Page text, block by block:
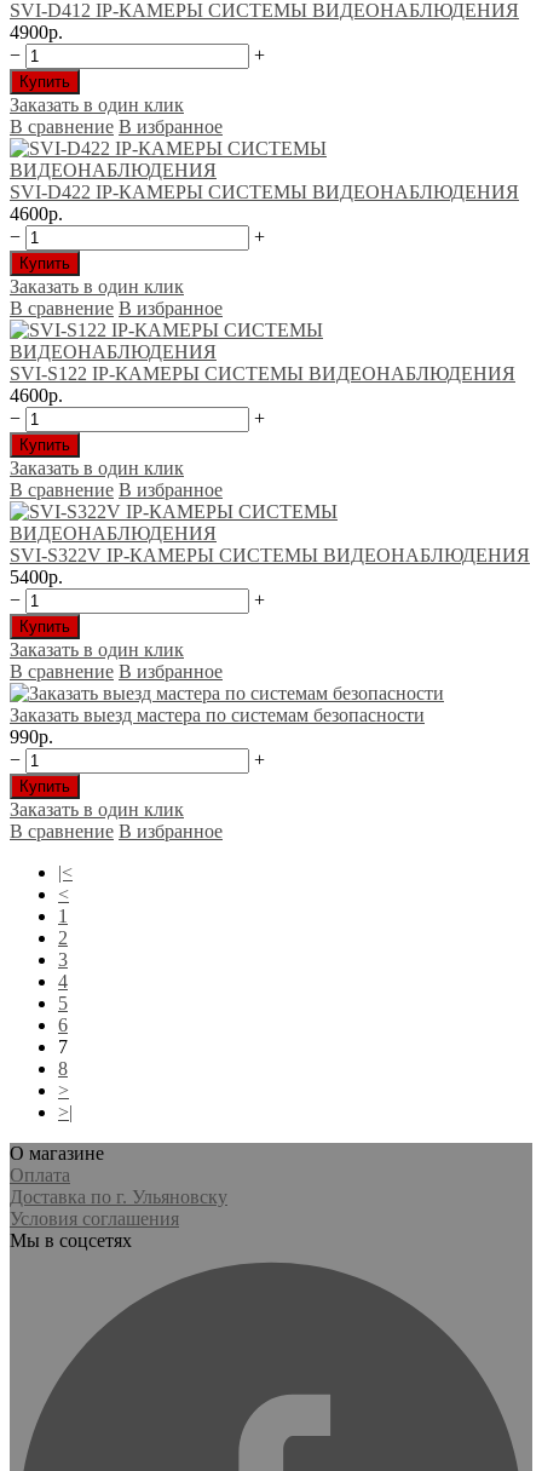
SVI-D412 IP-КАМЕРЫ CИСТЕМЫ ВИДЕОНАБЛЮДЕНИЯ
4900р.
−
+
Купить
Заказать в один клик
В сравнение В избранное
SVI-D422 IP-КАМЕРЫ CИСТЕМЫ ВИДЕОНАБЛЮДЕНИЯ
4600р.
−
+
Купить
Заказать в один клик
В сравнение В избранное
SVI-S122 IP-КАМЕРЫ CИСТЕМЫ ВИДЕОНАБЛЮДЕНИЯ
4600р.
−
+
Купить
Заказать в один клик
В сравнение В избранное
SVI-S322V IP-КАМЕРЫ CИСТЕМЫ ВИДЕОНАБЛЮДЕНИЯ
5400р.
−
+
Купить
Заказать в один клик
В сравнение В избранное
Заказать выезд мастера по системам безопасности
990р.
−
+
Купить
Заказать в один клик
В сравнение В избранное
|<
<
1
2
3
4
5
6
7
8
>
>|
О магазине
Оплата
Доставка по г. Ульяновску
Условия соглашения
Мы в соцсетях